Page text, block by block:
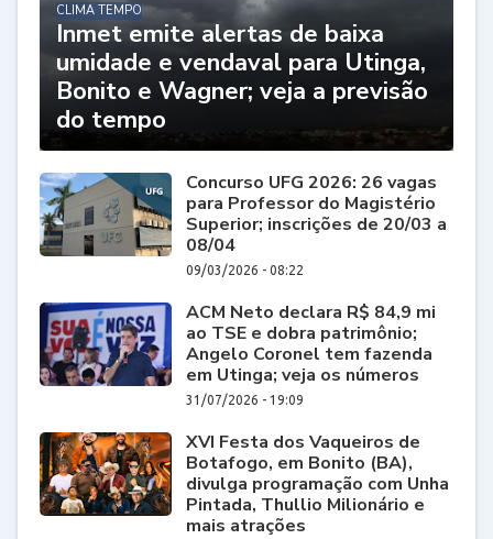
CLIMA TEMPO
Inmet emite alertas de baixa
umidade e vendaval para Utinga,
Bonito e Wagner; veja a previsão
do tempo
Concurso UFG 2026: 26 vagas
para Professor do Magistério
Superior; inscrições de 20/03 a
08/04
09/03/2026 - 08:22
ACM Neto declara R$ 84,9 mi
ao TSE e dobra patrimônio;
Angelo Coronel tem fazenda
em Utinga; veja os números
31/07/2026 - 19:09
XVI Festa dos Vaqueiros de
Botafogo, em Bonito (BA),
divulga programação com Unha
Pintada, Thullio Milionário e
mais atrações